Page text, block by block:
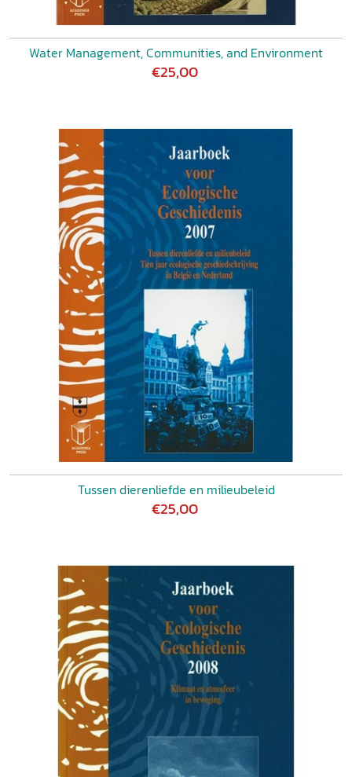
Water Management, Communities, and Environment
€25,00
Tussen dierenliefde en milieubeleid
€25,00